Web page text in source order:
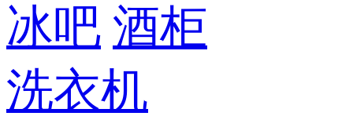
冰吧 酒柜
洗衣机